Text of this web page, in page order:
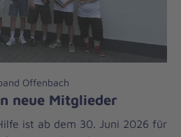
Offenbach
neue Mitglieder
ist ab dem 30. Juni 2026 für